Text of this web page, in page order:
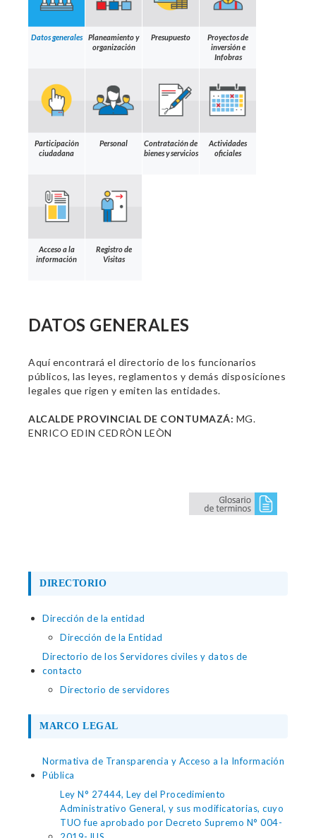
Datos generales
Planeamiento y
organización
Presupuesto
Proyectos de
inversión e
Infobras
Participación
ciudadana
Personal
Contratación de
bienes y servicios
Actividades
oficiales
Acceso a la
información
Registro de
Visitas
DATOS GENERALES
Aquí encontrará el directorio de los funcionarios
públicos, las leyes, reglamentos y demás disposiciones
legales que rigen y emiten las entidades.
ALCALDE PROVINCIAL DE CONTUMAZÁ: MG.
ENRICO EDIN CEDRÒN LEÒN
DIRECTORIO
Dirección de la entidad
Dirección de la Entidad
Directorio de los Servidores civiles y datos de
contacto
Directorio de servidores
MARCO LEGAL
Normativa de Transparencia y Acceso a la Información
Pública
Ley N° 27444, Ley del Procedimiento
Administrativo General, y sus modificatorias, cuyo
TUO fue aprobado por Decreto Supremo N° 004-